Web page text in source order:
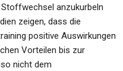
anzukurbeln
zeigen, dass die
positive Auswirkungen
Vorteilen bis zur
nicht dem